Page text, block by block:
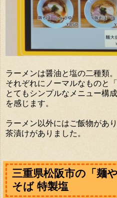
ラーメンは醤油と塩の二種類。
それぞれにノーマルなものと
とてもシンプルなメニュー構
を感じます。
ラーメン以外にはご飯物があ
茶漬けがありました。
三重県松阪市の「麺
そば 特製塩